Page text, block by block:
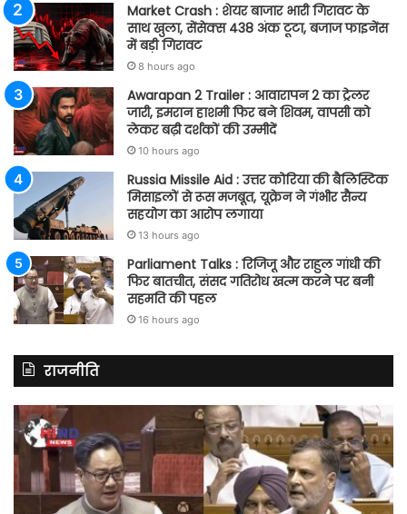
Market Crash : शेयर बाजार भारी गिरावट के
साथ खुला, सेंसेक्स 438 अंक टूटा, बजाज फाइनेंस
में बड़ी गिरावट
8 hours ago
Awarapan 2 Trailer : आवारापन 2 का ट्रेलर
जारी, इमरान हाशमी फिर बने शिवम, वापसी को
लेकर बढ़ी दर्शकों की उम्मीदें
10 hours ago
Russia Missile Aid : उत्तर कोरिया की बैलिस्टिक
मिसाइलों से रूस मजबूत, यूक्रेन ने गंभीर सैन्य
सहयोग का आरोप लगाया
13 hours ago
Parliament Talks : रिजिजू और राहुल गांधी की
फिर बातचीत, संसद गतिरोध खत्म करने पर बनी
सहमति की पहल
16 hours ago
राजनीति